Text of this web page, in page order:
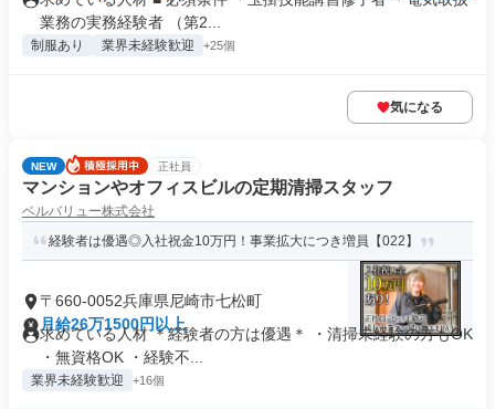
業務の実務経験者 （第2...
制服あり 業界未経験歓迎 +25個
気になる
NEW 正社員
マンションやオフィスビルの定期清掃スタッフ
ベルバリュー株式会社
経験者は優遇◎入社祝金10万円！事業拡大につき増員【022】
〒660-0052兵庫県尼崎市七松町
月給26万1500円以上
求めている人材 ＊経験者の方は優遇＊ ・清掃未経験の方もOK
・無資格OK ・経験不...
業界未経験歓迎 +16個